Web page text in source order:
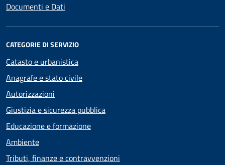
Documenti e Dati
CATEGORIE DI SERVIZIO
Catasto e urbanistica
Anagrafe e stato civile
Autorizzazioni
Giustizia e sicurezza pubblica
Educazione e formazione
Ambiente
Tributi, finanze e contravvenzioni